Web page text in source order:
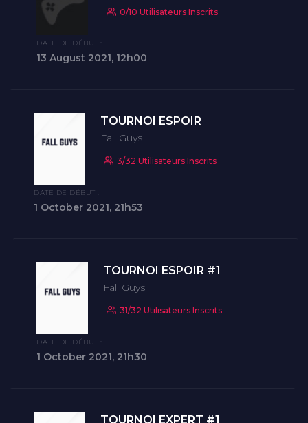
0/10 Utilisateurs Inscrits
DATE DE DÉBUT :
13 August 2021, 12h00
TOURNOI ESPOIR
Fall Guys
3/32 Utilisateurs Inscrits
DATE DE DÉBUT :
1 October 2021, 21h53
TOURNOI ESPOIR #1
Fall Guys
31/32 Utilisateurs Inscrits
DATE DE DÉBUT :
1 October 2021, 21h30
TOURNOI EXPERT #1